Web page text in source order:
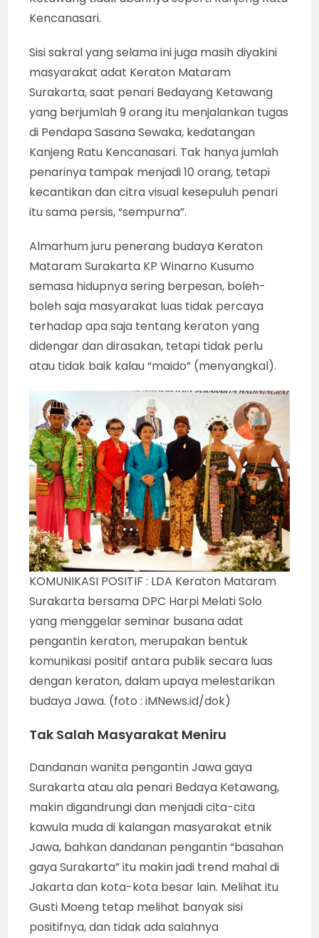
Kencanasari.
Sisi sakral yang selama ini juga masih diyakini
masyarakat adat Keraton Mataram
Surakarta, saat penari Bedayang Ketawang
yang berjumlah 9 orang itu menjalankan tugas
di Pendapa Sasana Sewaka, kedatangan
Kanjeng Ratu Kencanasari. Tak hanya jumlah
penarinya tampak menjadi 10 orang, tetapi
kecantikan dan citra visual kesepuluh penari
itu sama persis, “sempurna”.
Almarhum juru penerang budaya Keraton
Mataram Surakarta KP Winarno Kusumo
semasa hidupnya sering berpesan, boleh-
boleh saja masyarakat luas tidak percaya
terhadap apa saja tentang keraton yang
didengar dan dirasakan, tetapi tidak perlu
atau tidak baik kalau “maido” (menyangkal).
KOMUNIKASI POSITIF : LDA Keraton Mataram
Surakarta bersama DPC Harpi Melati Solo
yang menggelar seminar busana adat
pengantin keraton, merupakan bentuk
komunikasi positif antara publik secara luas
dengan keraton, dalam upaya melestarikan
budaya Jawa. (foto : iMNews.id/dok)
Tak Salah Masyarakat Meniru
Dandanan wanita pengantin Jawa gaya
Surakarta atau ala penari Bedaya Ketawang,
makin digandrungi dan menjadi cita-cita
kawula muda di kalangan masyarakat etnik
Jawa, bahkan dandanan pengantin “basahan
gaya Surakarta” itu makin jadi trend mahal di
Jakarta dan kota-kota besar lain. Melihat itu
Gusti Moeng tetap melihat banyak sisi
positifnya, dan tidak ada salahnya